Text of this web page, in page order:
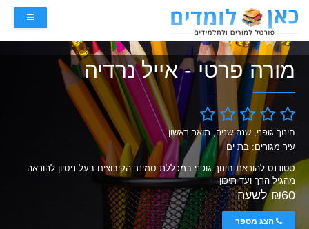
מורה פרטי - אייל נרדיה
חינוך גופני, שנה שניה, תואר ראשון.
עיר מגורים: בת ים
סטודנט להוראת חינוך גופני במכללת סמינר הקיבוצים בעל ניסיון להוראה
מהגיל הרך ועד תיכון
₪60 לשעה
הצג מספר